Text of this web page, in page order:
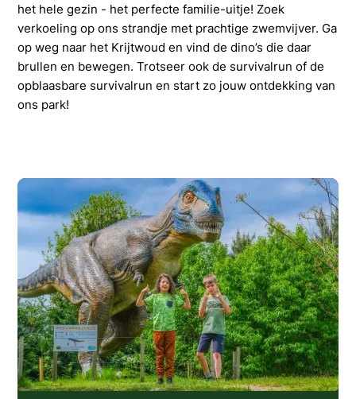
het hele gezin - het perfecte familie-uitje! Zoek
verkoeling op ons strandje met prachtige zwemvijver. Ga
op weg naar het Krijtwoud en vind de dino’s die daar
brullen en bewegen. Trotseer ook de survivalrun of de
opblaasbare survivalrun en start zo jouw ontdekking van
ons park!